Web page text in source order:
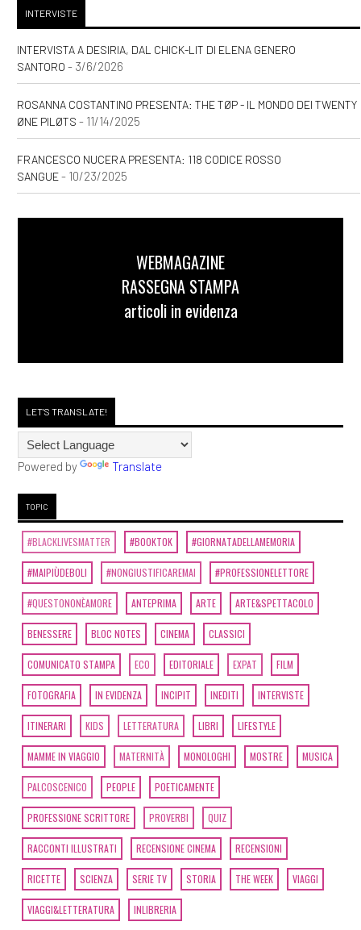
INTERVISTE
INTERVISTA A DESIRIA, DAL CHICK-LIT DI ELENA GENERO
SANTORO - 3/6/2026
ROSANNA COSTANTINO PRESENTA: THE TØP - IL MONDO DEI TWENTY
ØNE PILØTS - 11/14/2025
FRANCESCO NUCERA PRESENTA: 118 CODICE ROSSO
SANGUE- 10/23/2025
WEBMAGAZINE
RASSEGNA STAMPA
articoli in evidenza
LET'S TRANSLATE!
Powered by Translate
TOPIC
#BLACKLIVESMATTER #BOOKTOK #GIORNATADELLAMEMORIA
#MAIPIÙDEBOLI #NONGIUSTIFICAREMAI #PROFESSIONELETTORE
#QUESTONONÈAMORE ANTEPRIMA ARTE ARTE&SPETTACOLO
BENESSERE BLOC NOTES CINEMA CLASSICI
COMUNICATO STAMPA ECO EDITORIALE EXPAT FILM
FOTOGRAFIA IN EVIDENZA INCIPIT INEDITI INTERVISTE
ITINERARI KIDS LETTERATURA LIBRI LIFESTYLE
MAMME IN VIAGGIO MATERNITÀ MONOLOGHI MOSTRE MUSICA
PALCOSCENICO PEOPLE POETICAMENTE
PROFESSIONE SCRITTORE PROVERBI QUIZ
RACCONTI ILLUSTRATI RECENSIONE CINEMA RECENSIONI
RICETTE SCIENZA SERIE TV STORIA THE WEEK VIAGGI
VIAGGI&LETTERATURA INLIBRERIA